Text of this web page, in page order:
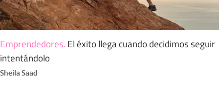
Emprendedores. El éxito llega cuando decidimos seguir
intentándolo
Sheila Saad